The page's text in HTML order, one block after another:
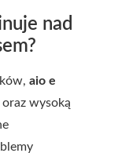
nad
aio e
wysoką